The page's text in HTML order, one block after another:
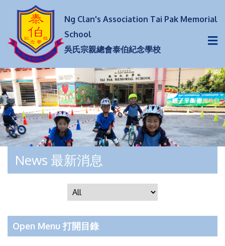
Ng Clan's Association Tai Pak Memorial
School
吳氏宗親總會泰伯紀念學校
News 最新消息
Open Menu 打開目錄